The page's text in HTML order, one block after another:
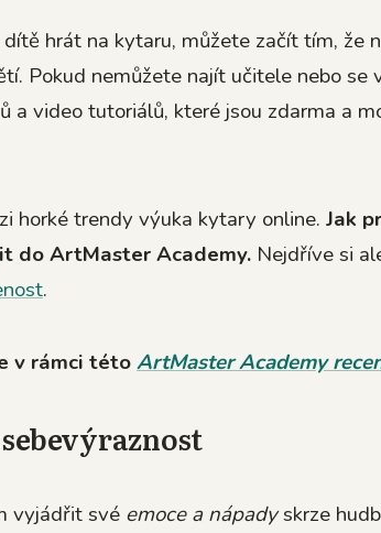
hrát na kytaru, můžete začít tím, že
Pokud nemůžete najít učitele nebo se
a video tutoriálů, které jsou zdarma a
horké trendy výuka kytary online. Jak
do ArtMaster Academy. Nejdříve si
.
v rámci tétoArtMaster Academy
vyjádřit své emoce a nápadyskrze